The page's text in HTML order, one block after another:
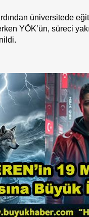
üniversitede
YÖK’ün, süreci